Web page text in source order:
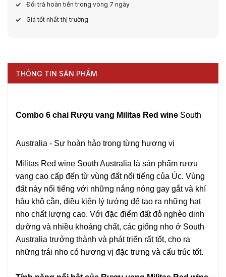
Đổi trả hoàn tiền trong vòng 7 ngày
Giá tốt nhất thị trường
THÔNG TIN SẢN PHẨM
Combo 6 chai Rượu vang Militas Red wine South
Australia - Sự hoàn hảo trong từng hương vị
Militas Red wine South Australia là sản phẩm rượu
vang cao cấp đến từ vùng đất nổi tiếng của Úc. Vùng
đất này nổi tiếng với những nắng nóng gay gắt và khí
hậu khô cằn, điều kiện lý tưởng để tạo ra những hạt
nho chất lượng cao. Với đặc điểm đất đỏ nghèo dinh
dưỡng và nhiều khoáng chất, các giống nho ở South
Australia trưởng thành và phát triển rất tốt, cho ra
những trái nho có hương vị đặc trưng và cấu trúc tốt.